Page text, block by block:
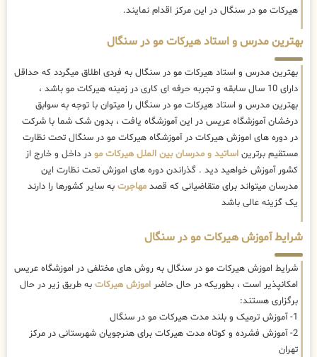
هیرکات مو در سنگال در این مرکز اقدام نمایند.
بهترین مدرس و استاد هیرکات مو در سنگال
بهترین مدرس و استاد هیرکات مو در سنگال به فردی اطلاق میگردد که حداقل
دارای 10 سال سابقه و تجربه حرفه ای کاری در زمینه هیرکات مو باشد ،
بهترین مدرس و استاد هیرکات مو در سنگال را میتوان با توجه به سوابق
درخشان آموزشگاه عریس در این آموزشگاه یافت ، بدون شک شما با شرکت
در دوره های اموزش هیرکات در آموزشگاه هیرکات مو در سنگال تحت نظارت
مستقیم برترین اساتید و مدرسان بین الملل هیرکات مو در داخل و خارج از
کشور آموزش خواهید دید . گذراندن دوره های اموزش تحت نظارت این
مدرسان میتواند برای متقاضیانی که قصد مهاجرت به سایر کشورها را دارند
یک گزینه عالی باشد
شرایط آموزش هیرکات مو در سنگال
شرایط اموزش هیرکات مو در سنگال به روش های مختلفی در اموزشگاه عریس
امکانپذیر است ، بطوریکه در حال حاضر اموزش هیرکات به طریق زیر در حال
برگزاری هستند:
1- آموزش ترمیک و بلند مدت هیرکات مو در سنگال
2- آموزش فشرده و کوتاه مدت هیرکات برای هنرجویان شهرستانی در مرکز
تهران